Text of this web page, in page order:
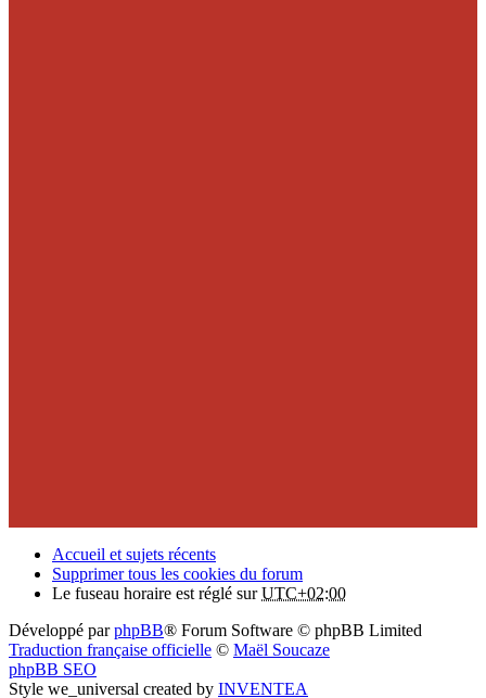
Accueil et sujets récents
Supprimer tous les cookies du forum
Le fuseau horaire est réglé surUTC+02:00
Développé parphpBB® Forum Software © phpBB Limited
Traduction française officielle © Maël Soucaze
phpBB SEO
Style we_universal created by INVENTEA